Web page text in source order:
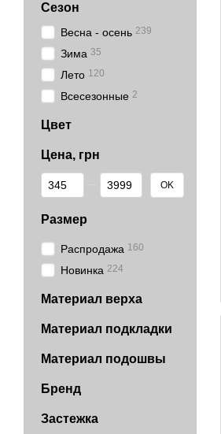
Сезон
Весна - осень 239
Зима 35
Лето 120
Всесезонные 2
Цвет
Цена, грн
От Цена, грн
До Цена, грн OK
Размер
Распродажа 160
Новинка 224
Материал верха
Материал подкладки
Материал подошвы
Бренд
Застежка